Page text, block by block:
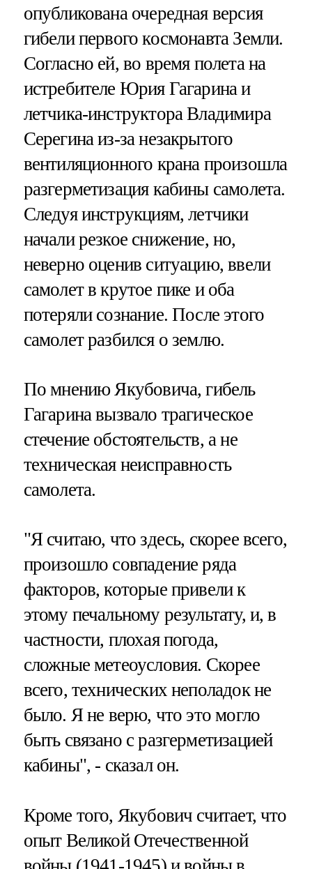
опубликована очередная версия
гибели первого космонавта Земли.
Согласно ей, во время полета на
истребителе Юрия Гагарина и
летчика-инструктора Владимира
Серегина из-за незакрытого
вентиляционного крана произошла
разгерметизация кабины самолета.
Следуя инструкциям, летчики
начали резкое снижение, но,
неверно оценив ситуацию, ввели
самолет в крутое пике и оба
потеряли сознание. После этого
самолет разбился о землю.
По мнению Якубовича, гибель
Гагарина вызвало трагическое
стечение обстоятельств, а не
техническая неисправность
самолета.
"Я считаю, что здесь, скорее всего,
произошло совпадение ряда
факторов, которые привели к
этому печальному результату, и, в
частности, плохая погода,
сложные метеоусловия. Скорее
всего, технических неполадок не
было. Я не верю, что это могло
быть связано с разгерметизацией
кабины", - сказал он.
Кроме того, Якубович считает, что
опыт Великой Отечественной